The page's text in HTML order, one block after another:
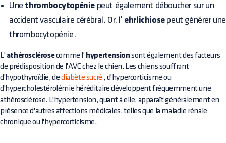
Une thrombocytopénie peut également déboucher sur un
accident vasculaire cérébral. Or, l' ehrlichiosepeut générer une
thrombocytopénie.
L' athérosclérosecomme l' hypertension sont également des facteurs
de prédisposition de l'AVC chez le chien. Les chiens souffrant
d'hypothyroïdie, de diabète sucré , d'hypercorticisme ou
d'hypercholestérolémie héréditaire développent fréquemment une
athérosclérose. L'hypertension, quant à elle, apparaît généralement en
présence d'autres affections médicales, telles que la maladie rénale
chronique ou l'hypercorticisme.